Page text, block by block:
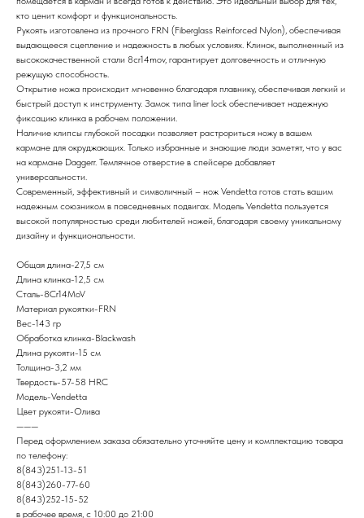
кто ценит комфорт и функциональность.
Рукоять изготовлена из прочного FRN (Fiberglass Reinforced Nylon), обеспечивая
выдающееся сцепление и надежность в любых условиях. Клинок, выполненный из
высококачественной стали 8cr14mov, гарантирует долговечность и отличную
режущую способность.
Открытие ножа происходит мгновенно благодаря плавнику, обеспечивая легкий и
быстрый доступ к инструменту. Замок типа liner lock обеспечивает надежную
фиксацию клинка в рабочем положении.
Наличие клипсы глубокой посадки позволяет растрориться ножу в вашем
кармане для окруджающих. Только избранные и знающие люди заметят, что у вас
на кармане Daggerr. Темлячное отверстие в спейсере добавляет
универсальности.
Современный, эффективный и символичный – нож Vendetta готов стать вашим
надежным союзником в повседневных подвигах. Модель Vendetta пользуется
высокой популярностью среди любителей ножей, благодаря своему уникальному
дизайну и функциональности.
Общая длина-27,5 см
Длина клинка-12,5 см
Сталь-8Cr14MoV
Материал рукоятки-FRN
Вес-143 гр
Обработка клинка-Blackwash
Длина рукояти-15 см
Толщина-3,2 мм
Твердость-57-58 HRC
Модель-Vendetta
Цвет рукояти-Олива
———
Перед оформлением заказа обязательно уточняйте цену и комплектацию товара
по телефону:
8(843)251-13-51
8(843)260-77-60
8(843)252-15-52
в рабочее время, с 10:00 до 21:00